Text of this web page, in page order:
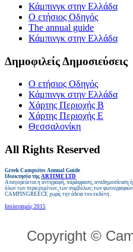
Κάμπινγκ στην Ελλάδα
Ο ετήσιος Οδηγός
The annual guide
Κάμπινγκ στην Ελλάδα
Δημοφιλείς Δημοσιεύσεις
Ο ετήσιος Οδηγός
Κάμπινγκ στην Ελλάδα
Χάρτης Περιοχής Β
Χάρτης Περιοχής E
Θεσσαλονίκη
All Rights Reserved
Greek Campsites Annual Guide
Ιδιοκτησία της ARTIME LTD
Απαγορεύεται η αντιγραφή, παράφραση, αναδημοσίευση
όλων των περιεχομένων, των συμβόλων, των φωτογραφιών
CAMPINGREECE χωρίς την άδεια του εκδότη
Ισολογισμός 2015
Copyright ©